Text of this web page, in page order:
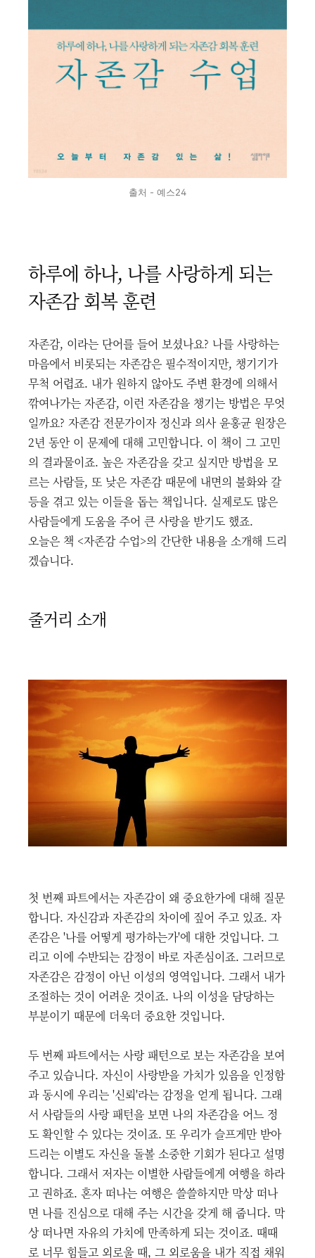
출처 - 예스24
하루에 하나, 나를 사랑하게 되는
자존감 회복 훈련
자존감, 이라는 단어를 들어 보셨나요? 나를 사랑하는
마음에서 비롯되는 자존감은 필수적이지만, 챙기기가
무척 어렵죠. 내가 원하지 않아도 주변 환경에 의해서
깎여나가는 자존감, 이런 자존감을 챙기는 방법은 무엇
일까요? 자존감 전문가이자 정신과 의사 윤홍균 원장은
2년 동안 이 문제에 대해 고민합니다. 이 책이 그 고민
의 결과물이죠. 높은 자존감을 갖고 싶지만 방법을 모
르는 사람들, 또 낮은 자존감 때문에 내면의 불화와 갈
등을 겪고 있는 이들을 돕는 책입니다. 실제로도 많은
사람들에게 도움을 주어 큰 사랑을 받기도 했죠.
오늘은 책 <자존감 수업>의 간단한 내용을 소개해 드리
겠습니다.
줄거리 소개
첫 번째 파트에서는 자존감이 왜 중요한가에 대해 질문
합니다. 자신감과 자존감의 차이에 짚어 주고 있죠. 자
존감은 '나를 어떻게 평가하는가'에 대한 것입니다. 그
리고 이에 수반되는 감정이 바로 자존심이죠. 그러므로
자존감은 감정이 아닌 이성의 영역입니다. 그래서 내가
조절하는 것이 어려운 것이죠. 나의 이성을 담당하는
부분이기 때문에 더욱더 중요한 것입니다.
두 번째 파트에서는 사랑 패턴으로 보는 자존감을 보여
주고 있습니다. 자신이 사랑받을 가치가 있음을 인정함
과 동시에 우리는 '신뢰'라는 감정을 얻게 됩니다. 그래
서 사람들의 사랑 패턴을 보면 나의 자존감을 어느 정
도 확인할 수 있다는 것이죠. 또 우리가 슬프게만 받아
드리는 이별도 자신을 돌볼 소중한 기회가 된다고 설명
합니다. 그래서 저자는 이별한 사람들에게 여행을 하라
고 권하죠. 혼자 떠나는 여행은 쓸쓸하지만 막상 떠나
면 나를 진심으로 대해 주는 시간을 갖게 해 줍니다. 막
상 떠나면 자유의 가치에 만족하게 되는 것이죠. 때때
로 너무 힘들고 외로울 때, 그 외로움을 내가 직접 채워